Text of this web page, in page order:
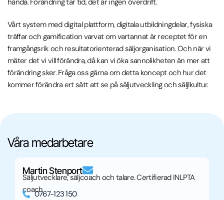
hända. Förändring tar tid, det är ingen överdrift.
Vårt system med digital plattform, digitala utbildningdelar, fysiska
träffar och gamification varvat om vartannat är receptet för en
framgångsrik och resultatorienterad säljorganisation. Och när vi
mäter det vi vill förändra, då kan vi öka sannolikheten än mer att
förändring sker. Fråga oss gärna om detta koncept och hur det
kommer förändra ert sätt att se på säljutveckling och säljlkultur.
Våra medarbetare
Martin Stenport
Säljutvecklare, säljcoach och talare. Certifierad INLPTA
coach0767-123 150